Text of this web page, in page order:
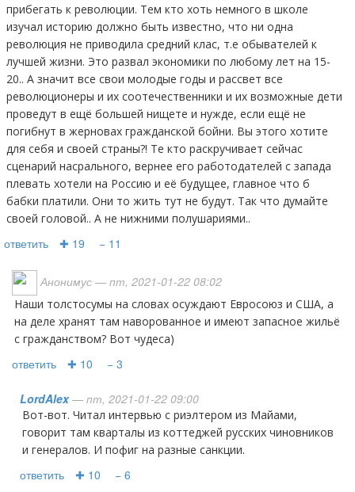
прибегать к революции. Тем кто хоть немного в школе
изучал историю должно быть известно, что ни одна
революция не приводила средний клас, т.е обывателей к
лучшей жизни. Это развал экономики по любому лет на 15-
20.. А значит все свои молодые годы и рассвет все
революционеры и их соотечественники и их возможные дети
проведут в ещё большей нищете и нужде, если ещё не
погибнут в жерновах гражданской бойни. Вы этого хотите
для себя и своей страны?! Те кто раскручивает сейчас
сценарий насрального, вернее его работодателей с запада
плевать хотели на Россию и её будущее, главное что б
бабки платили. Они то жить тут не будут. Так что думайте
своей головой.. А не нижними полушариями..
ответить ✚ 19 − 11
Анонимус — пт, 2021-01-22 08:02
Наши толстосумы на словах осуждают Евросоюз и США, а
на деле хранят там наворованное и имеют запасное жильё
с гражданством? Вот чудеса)
ответить ✚ 10 − 3
LordAlex— пт, 2021-01-22 09:00
Вот-вот. Читал интервью с риэлтером из Майами,
говорит там кварталы из коттеджей русских чиновников
и генералов. И пофиг на разные санкции.
ответить ✚ 10 − 6